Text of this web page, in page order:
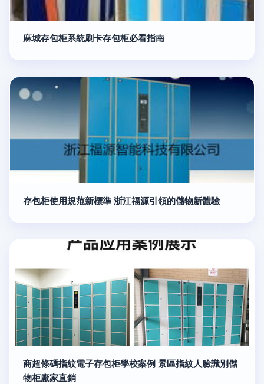
麻城存包柜系統刷卡存包柜必看指南
存包柜使用規范新標準 浙江福源引領的儲物新體驗
商超條碼指紋電子存包柜學校案例 景區指紋人臉識別儲
物柜廠家直銷